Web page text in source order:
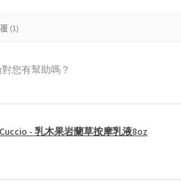
(1)
您有幫助嗎？
Cuccio - 乳木果岩蘭草按摩乳液8oz